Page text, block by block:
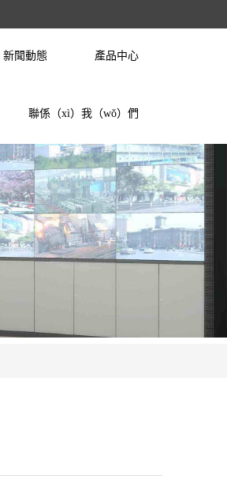
新聞動態 產品中心
聯係（xì）我（wǒ）們